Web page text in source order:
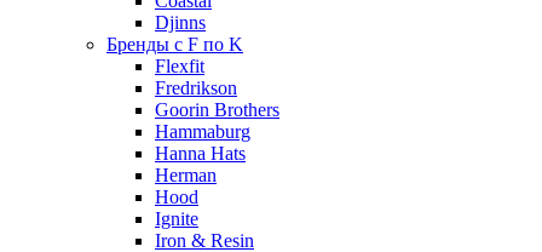
Djinns
Бренды с F по K
Flexfit
Fredrikson
Goorin Brothers
Hammaburg
Hanna Hats
Herman
Hood
Ignite
Iron & Resin